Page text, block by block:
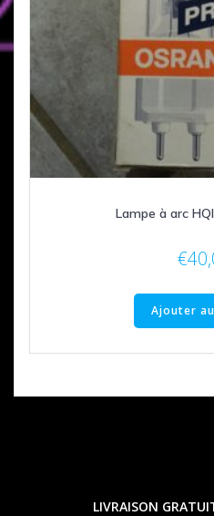
Lampe à arc
€
Ajouter
LIVRAISON